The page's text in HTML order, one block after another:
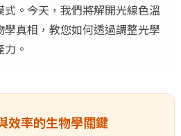
。今天，我們將解開光線色溫
真相，教您如何透過調整光學
。
效率的生物學關鍵